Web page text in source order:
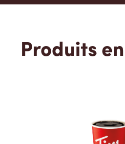
Produits